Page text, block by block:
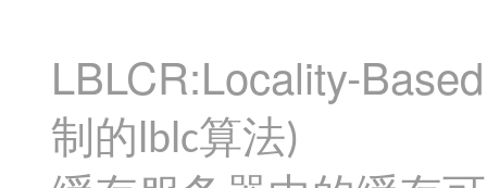
LBLCR:Locality-
制的lblc算法)